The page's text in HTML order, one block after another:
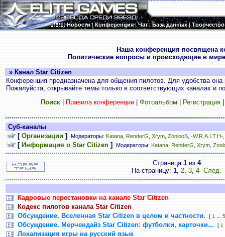
Новости|Конференция|Чат|База данных|Творчество
Наша конференция посвящена
Политические вопросы и происходящие в
» Канал Star Citizen
Конференция предназначена для общения пилотов. Для удобства
Пожалуйста, открывайте темы только в соответствующих каналах и
Поиск| Правила конференции| Фотоальбом Регистрация
Суб-каналы
[ Организации ] Модераторы: Katana RenderG Xrym ZoolooS -W.R.A.I.T.H-
[ Информация о Star Citizen ] Модераторы: Katana RenderG Xrym
Страница 1из 4
На страницу: 1, 2, 3, 4 След.
Кадровые перестановки на канале Star Citizen
Кодекс пилотов канала Star Citizen
Обсуждение. Вселенная Star Citizen в целом и частности.
[ 1
Обсуждение. Мерчендайз Star Citizen: футболки, карточки... [ 1
Локализация игры на русский язык